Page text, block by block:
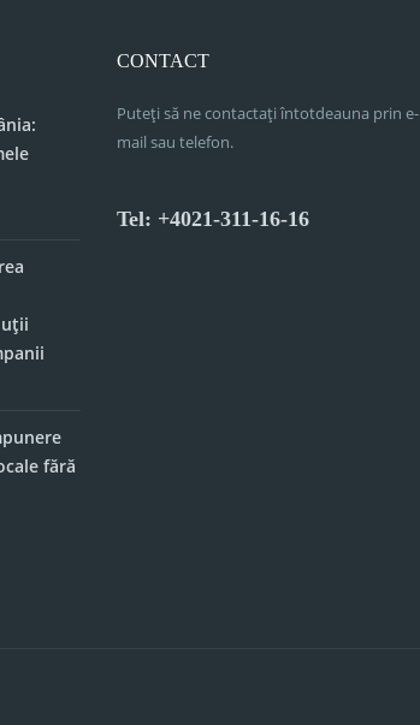
fără
CONTACT
Puteți să ne contactați întotdeauna prin e-
mail sau telefon.
Tel: +4021-311-16-16